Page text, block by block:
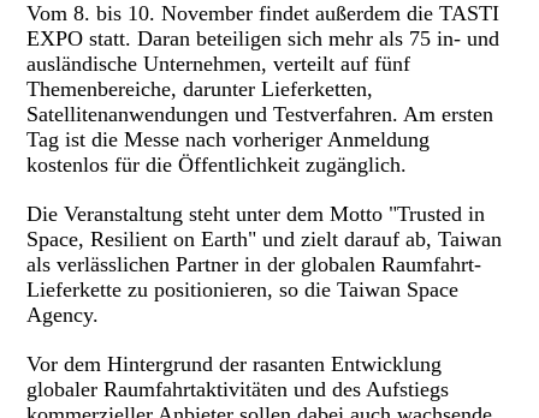
Vom 8. bis 10. November findet außerdem die TASTI
EXPO statt. Daran beteiligen sich mehr als 75 in- und
ausländische Unternehmen, verteilt auf fünf
Themenbereiche, darunter Lieferketten,
Satellitenanwendungen und Testverfahren. Am ersten
Tag ist die Messe nach vorheriger Anmeldung
kostenlos für die Öffentlichkeit zugänglich.
Die Veranstaltung steht unter dem Motto "Trusted in
Space, Resilient on Earth" und zielt darauf ab, Taiwan
als verlässlichen Partner in der globalen Raumfahrt-
Lieferkette zu positionieren, so die Taiwan Space
Agency.
Vor dem Hintergrund der rasanten Entwicklung
globaler Raumfahrtaktivitäten und des Aufstiegs